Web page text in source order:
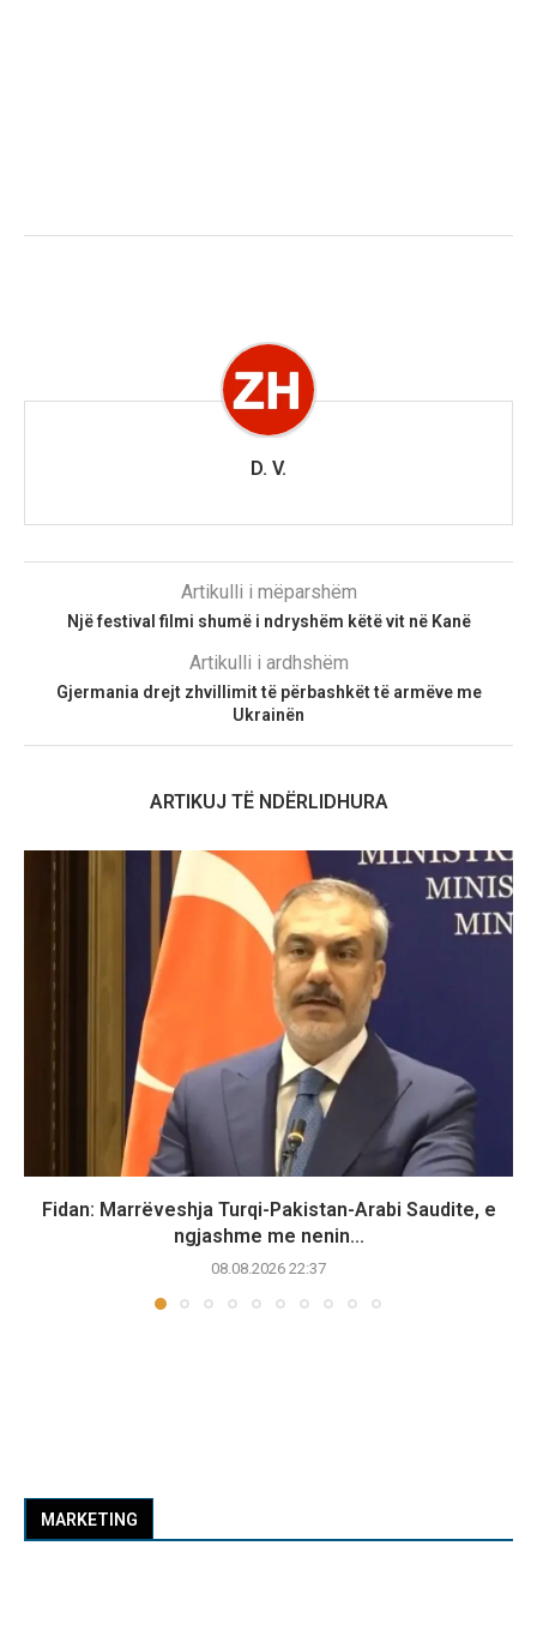
D. V.
Artikulli i mëparshëm
Një festival filmi shumë i ndryshëm këtë vit në Kanë
Artikulli i ardhshëm
Gjermania drejt zhvillimit të përbashkët të armëve me
Ukrainën
ARTIKUJ TË NDËRLIDHURA
Fidan: Marrëveshja Turqi-Pakistan-Arabi Saudite, e
ngjashme me nenin...
08.08.2026 22:37
MARKETING